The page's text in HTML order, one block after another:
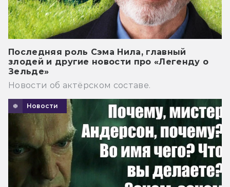
Последняя роль Сэма Нила, главный
злодей и другие новости про «Легенду о
Зельде»
Новости об актёрском составе.
Новости